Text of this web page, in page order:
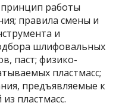
работы
правила смены и
и
шлифовальных
паст; физико-
пластмасс;
предъявляемые к
пластмасс.